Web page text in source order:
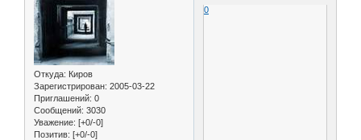
Откуда: Киров
Зарегистрирован: 2005-03-22
Приглашений: 0
Сообщений: 3030
Уважение: [+0/-0]
Позитив: [+0/-0]
0